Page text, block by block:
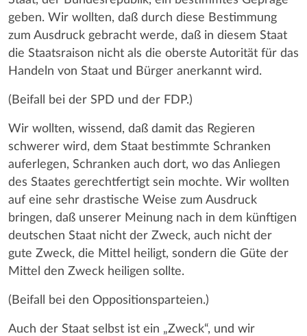
geben. Wir wollten, daß durch diese Bestimmung
zum Ausdruck gebracht werde, daß in diesem Staat
die Staatsraison nicht als die oberste Autorität für das
Handeln von Staat und Bürger anerkannt wird.
(Beifall bei der SPD und der FDP.)
Wir wollten, wissend, daß damit das Regieren
schwerer wird, dem Staat bestimmte Schranken
auferlegen, Schranken auch dort, wo das Anliegen
des Staates gerechtfertigt sein mochte. Wir wollten
auf eine sehr drastische Weise zum Ausdruck
bringen, daß unserer Meinung nach in dem künftigen
deutschen Staat nicht der Zweck, auch nicht der
gute Zweck, die Mittel heiligt, sondern die Güte der
Mittel den Zweck heiligen sollte.
(Beifall bei den Oppositionsparteien.)
Auch der Staat selbst ist ein „Zweck“, und wir